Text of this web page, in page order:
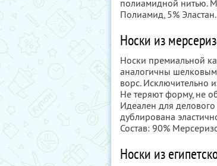
полиамидной нитью.
Полиамид, 5% Эластан.
Носки из
Носки премиальной
аналогичны шелковым
ворс. Исключительно
Не теряют форму, не
Идеален для
дублирована
Состав: 90%
Носки из